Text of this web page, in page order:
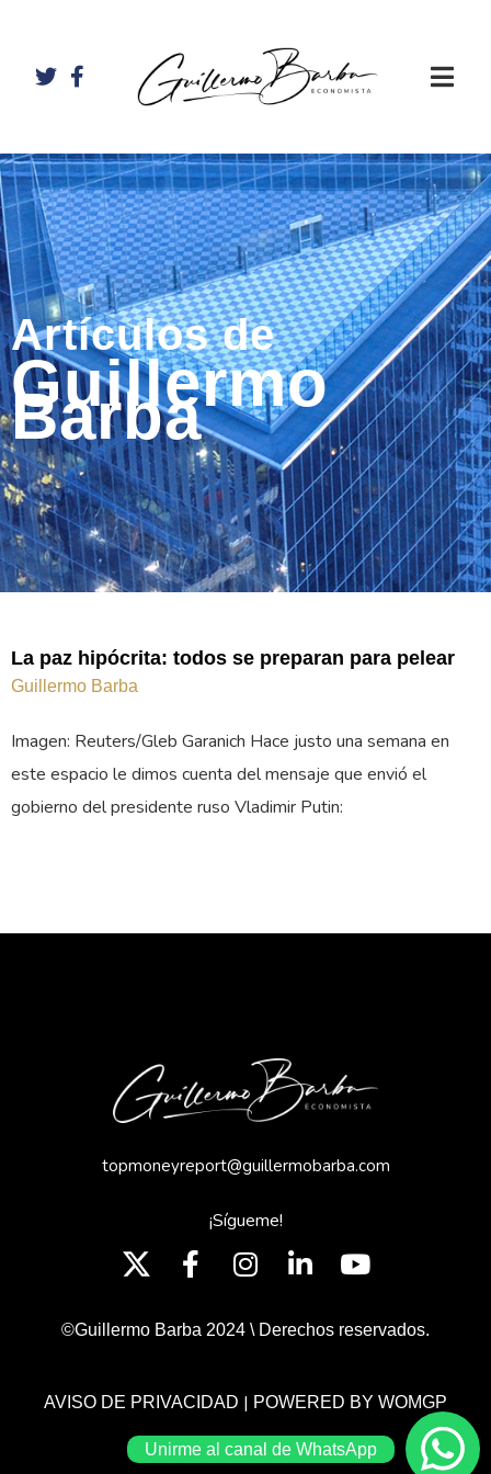
Artículos de
Guillermo
Barba
La paz hipócrita: todos se preparan para pelear
Guillermo Barba
Imagen: Reuters/Gleb Garanich Hace justo una semana en
este espacio le dimos cuenta del mensaje que envió el
gobierno del presidente ruso Vladimir Putin:
topmoneyreport@guillermobarba.com
¡Sígueme!
©Guillermo Barba 2024 \ Derechos reservados.
AVISO DE PRIVACIDAD | POWERED BY WOMGP
Unirme al canal de WhatsApp